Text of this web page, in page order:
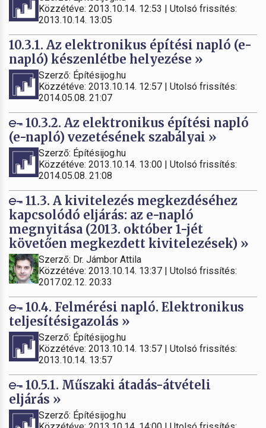
Közzétéve: 2013.10.14. 12:53 | Utolsó frissítés:
2013.10.14. 13:05
10.3.1. Az elektronikus építési napló (e-
napló) készenlétbe helyezése »
Szerző: Építésijog.hu
Közzétéve: 2013.10.14. 12:57 | Utolsó frissítés:
2014.05.08. 21:07
10.3.2. Az elektronikus építési napló
(e-napló) vezetésének szabályai »
Szerző: Építésijog.hu
Közzétéve: 2013.10.14. 13:00 | Utolsó frissítés:
2014.05.08. 21:08
11.3. A kivitelezés megkezdéséhez
kapcsolódó eljárás: az e-napló
megnyitása (2013. október 1-jét
követően megkezdett kivitelezések) »
Szerző: Dr. Jámbor Attila
Közzétéve: 2013.10.14. 13:37 | Utolsó frissítés:
2017.02.12. 20:33
10.4. Felmérési napló. Elektronikus
teljesítésigazolás »
Szerző: Építésijog.hu
Közzétéve: 2013.10.14. 13:57 | Utolsó frissítés:
2013.10.14. 13:57
10.5.1. Műszaki átadás-átvételi
eljárás »
Szerző: Építésijog.hu